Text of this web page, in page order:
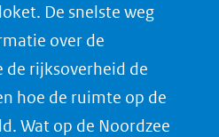
De snelste weg
over de
de rijksoverheid de
hoe de ruimte op de
Wat op de Noordzee